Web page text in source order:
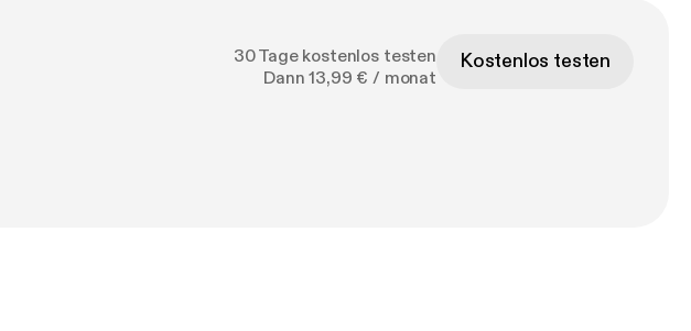
30 Tage kostenlos testen
Dann 13,99 € / monat
Kostenlos testen